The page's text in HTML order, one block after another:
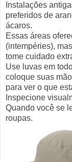
Instalações
preferidos de
ácaros.
Essas áreas
(intempéries),
tome cuidado
Use luvas em
coloque suas
para ver o que
Inspecione
Quando você se
roupas.